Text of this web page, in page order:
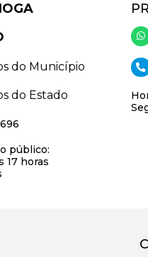
do Município
do Estado
público:
17 horas